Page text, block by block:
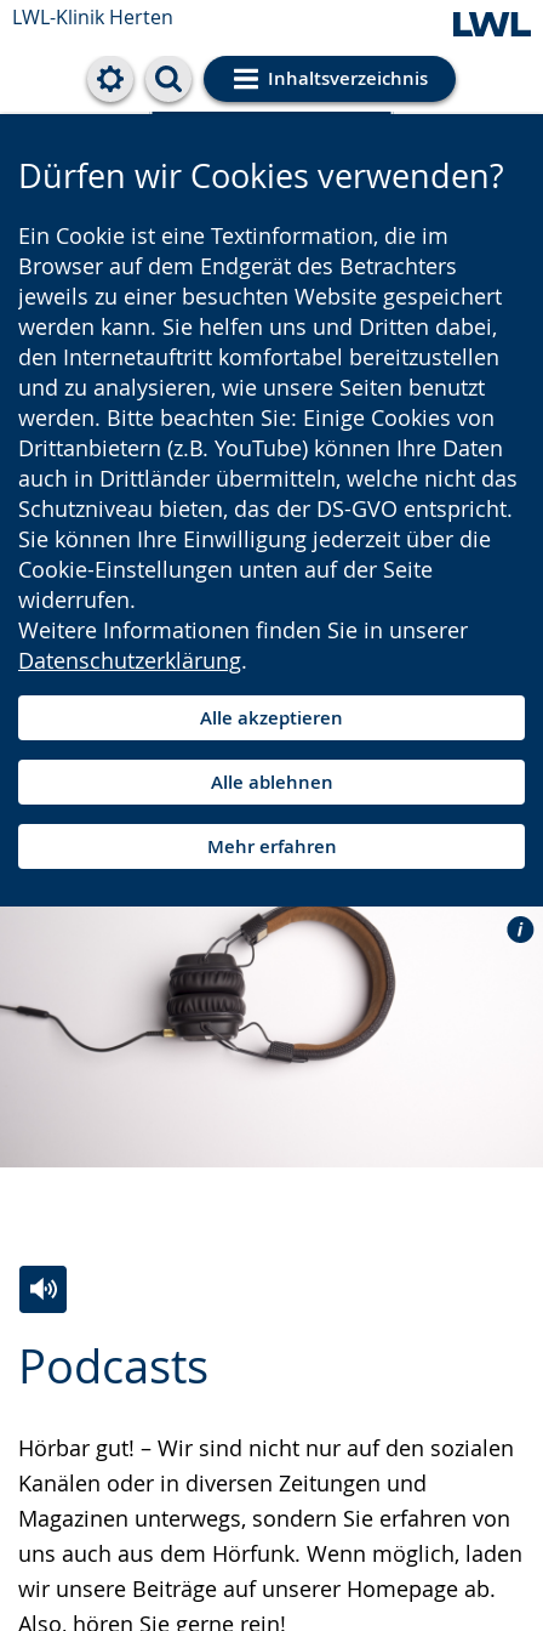
LWL-Klinik Herten
Inhaltsverzeichnis
Cookie-Einstellungen
Dürfen wir Cookies verwenden?
Ein Cookie ist eine Textinformation, die im
Browser auf dem Endgerät des Betrachters
jeweils zu einer besuchten Website gespeichert
werden kann. Sie helfen uns und Dritten dabei,
den Internetauftritt komfortabel bereitzustellen
und zu analysieren, wie unsere Seiten benutzt
werden. Bitte beachten Sie: Einige Cookies von
Drittanbietern (z.B. YouTube) können Ihre Daten
auch in Drittländer übermitteln, welche nicht das
Schutzniveau bieten, das der DS-GVO entspricht.
Sie können Ihre Einwilligung jederzeit über die
Cookie-Einstellungen unten auf der Seite
widerrufen.
Weitere Informationen finden Sie in unserer
Datenschutzerklärung.
Alle akzeptieren
Alle ablehnen
Mehr erfahren
Podcasts
Hörbar gut! – Wir sind nicht nur auf den sozialen
Kanälen oder in diversen Zeitungen und
Magazinen unterwegs, sondern Sie erfahren von
uns auch aus dem Hörfunk. Wenn möglich, laden
wir unsere Beiträge auf unserer Homepage ab.
Also, hören Sie gerne rein!
Leichten
wechseln.
Audio-
Video
Deutscher
Gebärdensprache
wird
angezeigt.